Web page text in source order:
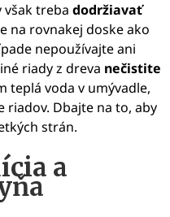
však treba dodržiavať
na rovnakej doske ako
nepoužívajte ani
riady z dreva nečistite
teplá voda v umývadle,
riadov. Dbajte na to, aby
strán.
a